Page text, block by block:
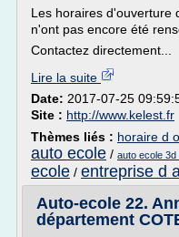
Les horaires d'ouverture
n'ont pas encore été
Contactez directement...
Lire la suite
Date: 2017-07-25
Site : http://www.kelest.fr
Thèmes liés : horaire d
auto ecole / auto ecole 3d
ecole / entreprise d
Auto-ecole 22.
département